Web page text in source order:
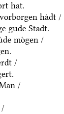
hat.
haͤdt /
gude Stadt.
moͤgen /
/
/
/